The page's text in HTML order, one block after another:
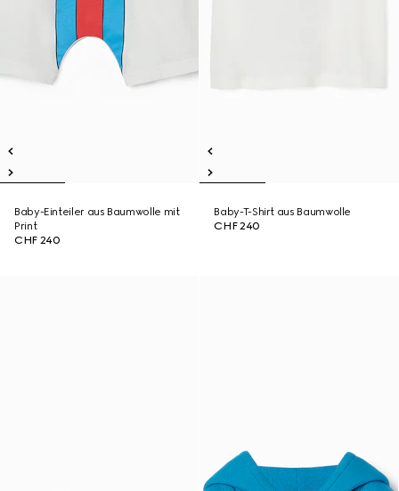
Baby-Einteiler aus Baumwolle mit
Print
CHF 240
Baby-T-Shirt aus Baumwolle
CHF 240